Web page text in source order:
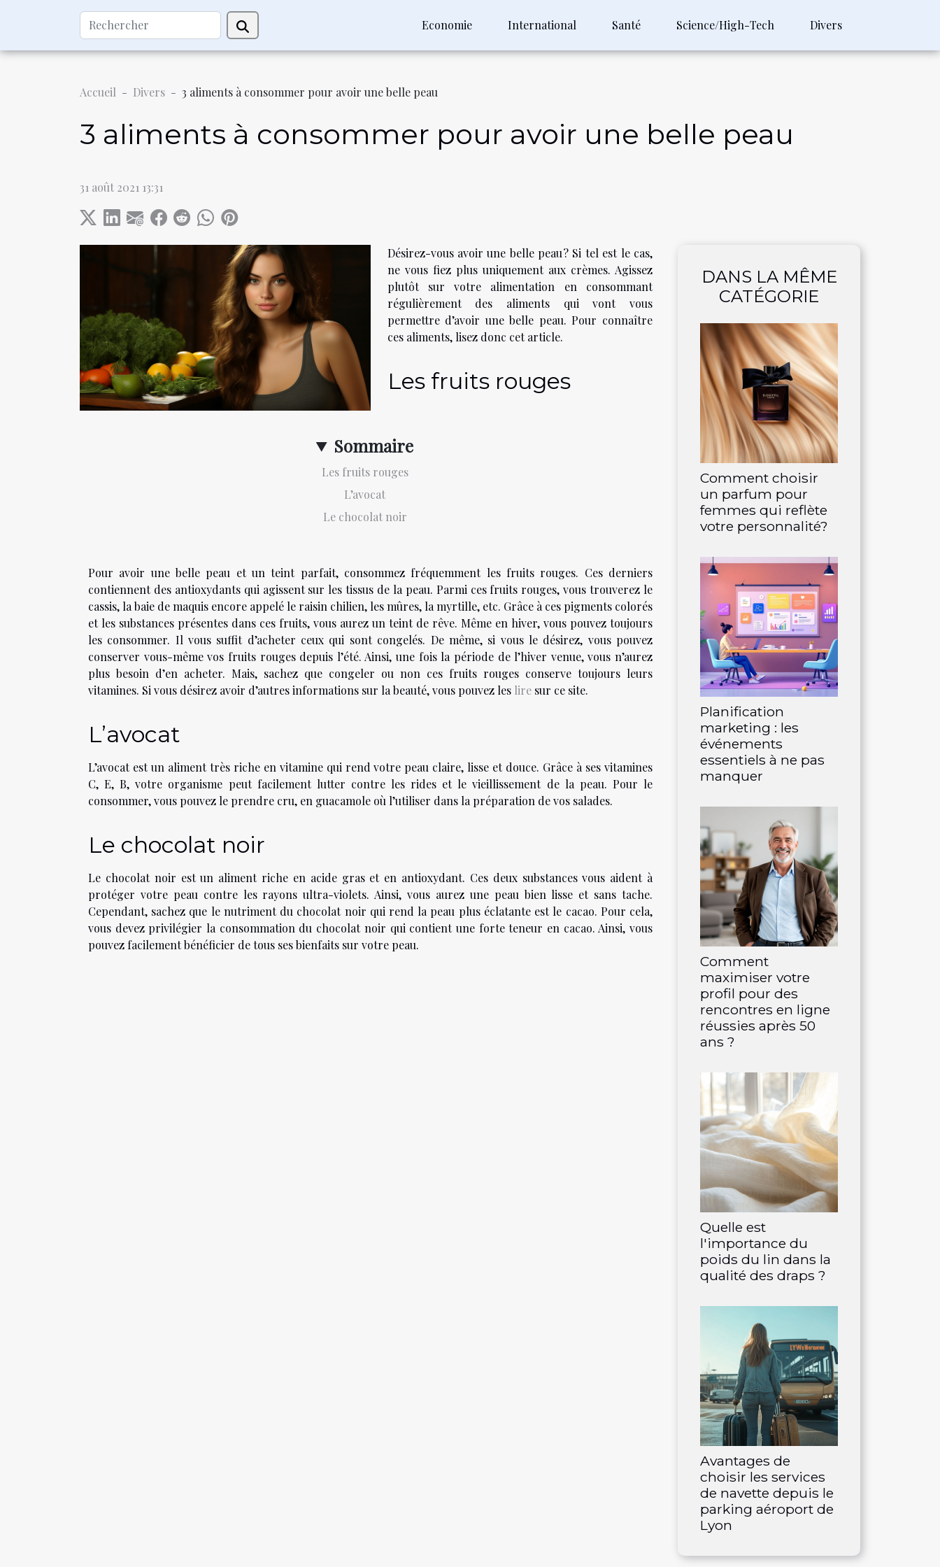
Economie International Santé Science/High-Tech Divers
Accueil Divers 3 aliments à consommer pour avoir une belle peau
3 aliments à consommer pour avoir une belle peau
31 août 2021 13:31
Sommaire
Les fruits rouges
L’avocat
Le chocolat noir
Désirez-vous avoir une belle peau ? Si tel est le cas,
ne vous fiez plus uniquement aux crèmes. Agissez
plutôt sur votre alimentation en consommant
régulièrement des aliments qui vont vous
permettre d’avoir une belle peau. Pour connaître
ces aliments, lisez donc cet article.
Les fruits rouges
Pour avoir une belle peau et un teint parfait, consommez fréquemment les fruits rouges. Ces derniers
contiennent des antioxydants qui agissent sur les tissus de la peau. Parmi ces fruits rouges, vous trouverez le
cassis, la baie de maquis encore appelé le raisin chilien, les mûres, la myrtille, etc. Grâce à ces pigments colorés
et les substances présentes dans ces fruits, vous aurez un teint de rêve. Même en hiver, vous pouvez toujours
les consommer. Il vous suffit d’acheter ceux qui sont congelés. De même, si vous le désirez, vous pouvez
conserver vous-même vos fruits rouges depuis l’été. Ainsi, une fois la période de l’hiver venue, vous n’aurez
plus besoin d’en acheter. Mais, sachez que congeler ou non ces fruits rouges conserve toujours leurs
vitamines. Si vous désirez avoir d’autres informations sur la beauté, vous pouvez les lire sur ce site.
L’avocat
L’avocat est un aliment très riche en vitamine qui rend votre peau claire, lisse et douce. Grâce à ses vitamines
C, E, B, votre organisme peut facilement lutter contre les rides et le vieillissement de la peau. Pour le
consommer, vous pouvez le prendre cru, en guacamole où l’utiliser dans la préparation de vos salades.
Le chocolat noir
Le chocolat noir est un aliment riche en acide gras et en antioxydant. Ces deux substances vous aident à
protéger votre peau contre les rayons ultra-violets. Ainsi, vous aurez une peau bien lisse et sans tache.
Cependant, sachez que le nutriment du chocolat noir qui rend la peau plus éclatante est le cacao. Pour cela,
vous devez privilégier la consommation du chocolat noir qui contient une forte teneur en cacao. Ainsi, vous
pouvez facilement bénéficier de tous ses bienfaits sur votre peau.
DANS LA MÊME
CATÉGORIE
Comment choisir
un parfum pour
femmes qui reflète
votre personnalité?
Planification
marketing : les
événements
essentiels à ne pas
manquer
Comment
maximiser votre
profil pour des
rencontres en ligne
réussies après 50
ans ?
Quelle est
l'importance du
poids du lin dans la
qualité des draps ?
Avantages de
choisir les services
de navette depuis le
parking aéroport de
Lyon